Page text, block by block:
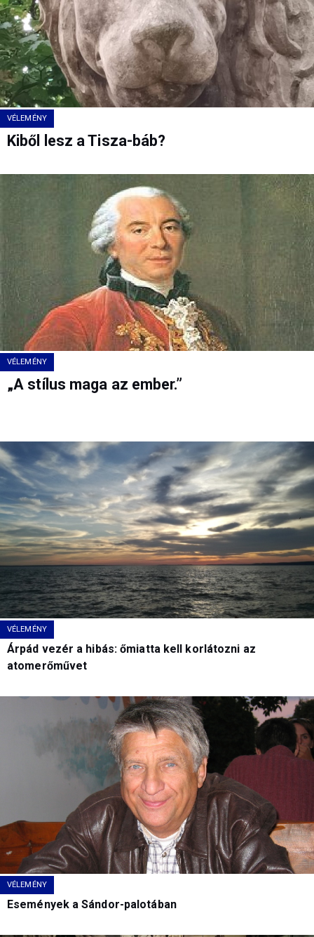
VÉLEMÉNY
Kiből lesz a Tisza-báb?
VÉLEMÉNY
„A stílus maga az ember.”
VÉLEMÉNY
Árpád vezér a hibás: őmiatta kell korlátozni az
atomerőművet
VÉLEMÉNY
Események a Sándor-palotában